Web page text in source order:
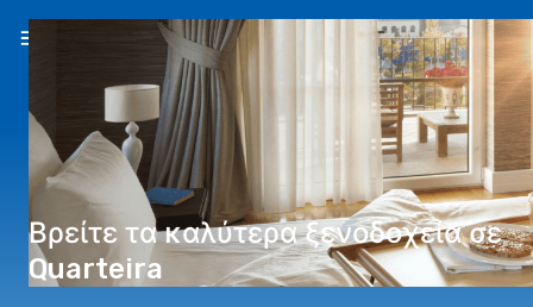
EL(€)
Βρείτε τα καλύτερα ξενοδοχεία σε
Quarteira